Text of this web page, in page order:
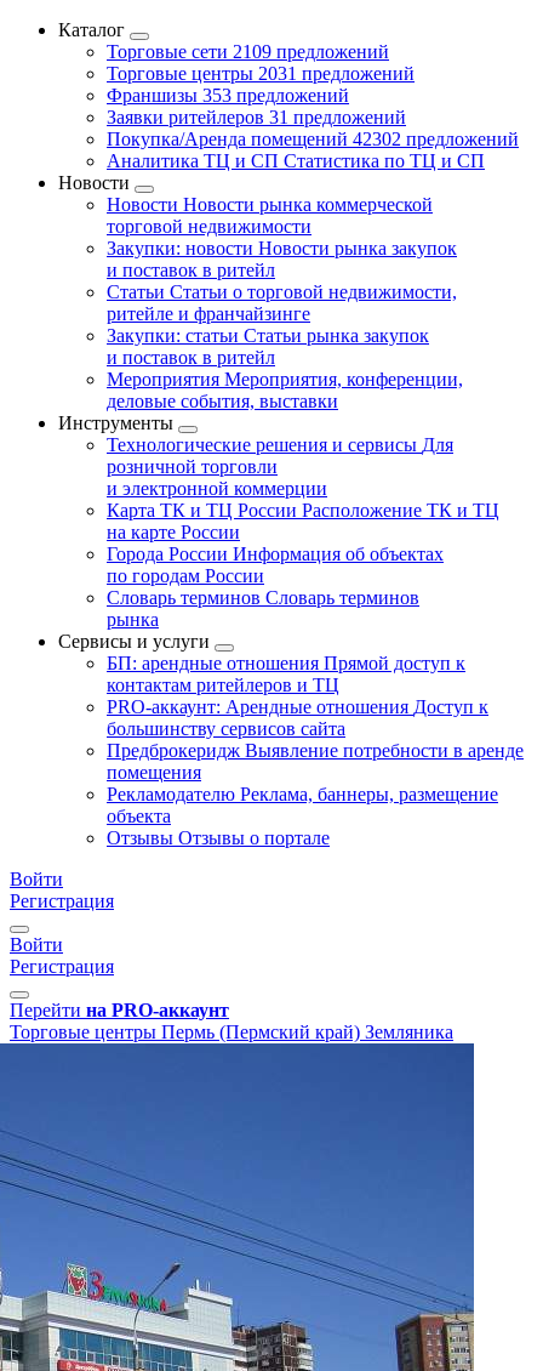
Каталог
Торговые сети 2109 предложений
Торговые центры 2031 предложений
Франшизы 353 предложений
Заявки ритейлеров 31 предложений
Покупка/Аренда помещений 42302 предложений
Аналитика ТЦ и СП Статистика по ТЦ и СП
Новости
Новости Новости рынка коммерческой
торговой недвижимости
Закупки: новости Новости рынка закупок
и поставок в ритейл
Статьи Статьи о торговой недвижимости,
ритейле и франчайзинге
Закупки: статьи Статьи рынка закупок
и поставок в ритейл
Мероприятия Мероприятия, конференции,
деловые события, выставки
Инструменты
Технологические решения и сервисы Для
розничной торговли
и электронной коммерции
Карта ТК и ТЦ России Расположение ТК и ТЦ
на карте России
Города России Информация об объектах
по городам России
Словарь терминов Словарь терминов
рынка
Сервисы и услуги
БП: арендные отношения Прямой доступ к
контактам ритейлеров и ТЦ
PRO-аккаунт: Арендные отношения Доступ к
большинству сервисов сайта
Предброкеридж Выявление потребности в аренде
помещения
Рекламодателю Реклама, баннеры, размещение
объекта
Отзывы Отзывы о портале
Войти
Регистрация
Войти
Регистрация
Перейти на PRO-аккаунт
Торговые центры Пермь (Пермский край) Земляника